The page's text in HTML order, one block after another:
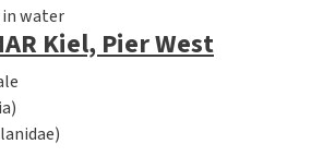
in water
Kiel, Pier West